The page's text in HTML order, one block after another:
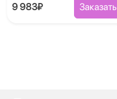
9 983₽ Заказать